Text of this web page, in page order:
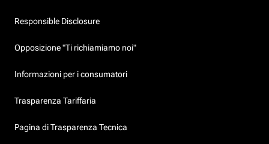
Responsible Disclosure
Opposizione "Ti richiamiamo noi"
Informazioni per i consumatori
Trasparenza Tariffaria
Pagina di Trasparenza Tecnica